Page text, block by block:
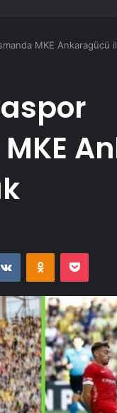
MKE Ankaragücü
VKontakteOdnoklassniki
Pocket